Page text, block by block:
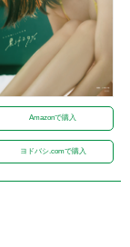
Amazonで購入
ヨドバシ.comで購入